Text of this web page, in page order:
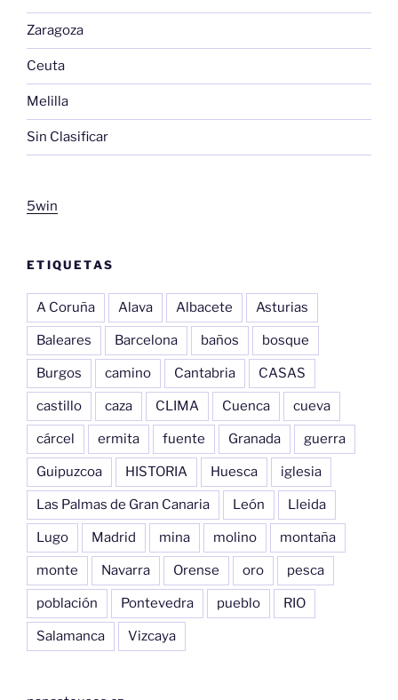
Zaragoza
Ceuta
Melilla
Sin Clasificar
5win
ETIQUETAS
A Coruña Alava Albacete Asturias
Baleares Barcelona baños bosque
Burgos camino Cantabria CASAS
castillo caza CLIMA Cuenca cueva
cárcel ermita fuente Granada guerra
Guipuzcoa HISTORIA Huesca iglesia
Las Palmas de Gran Canaria León Lleida
Lugo Madrid mina molino montaña
monte Navarra Orense oro pesca
población Pontevedra pueblo RIO
Salamanca Vizcaya